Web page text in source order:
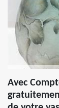
Avec